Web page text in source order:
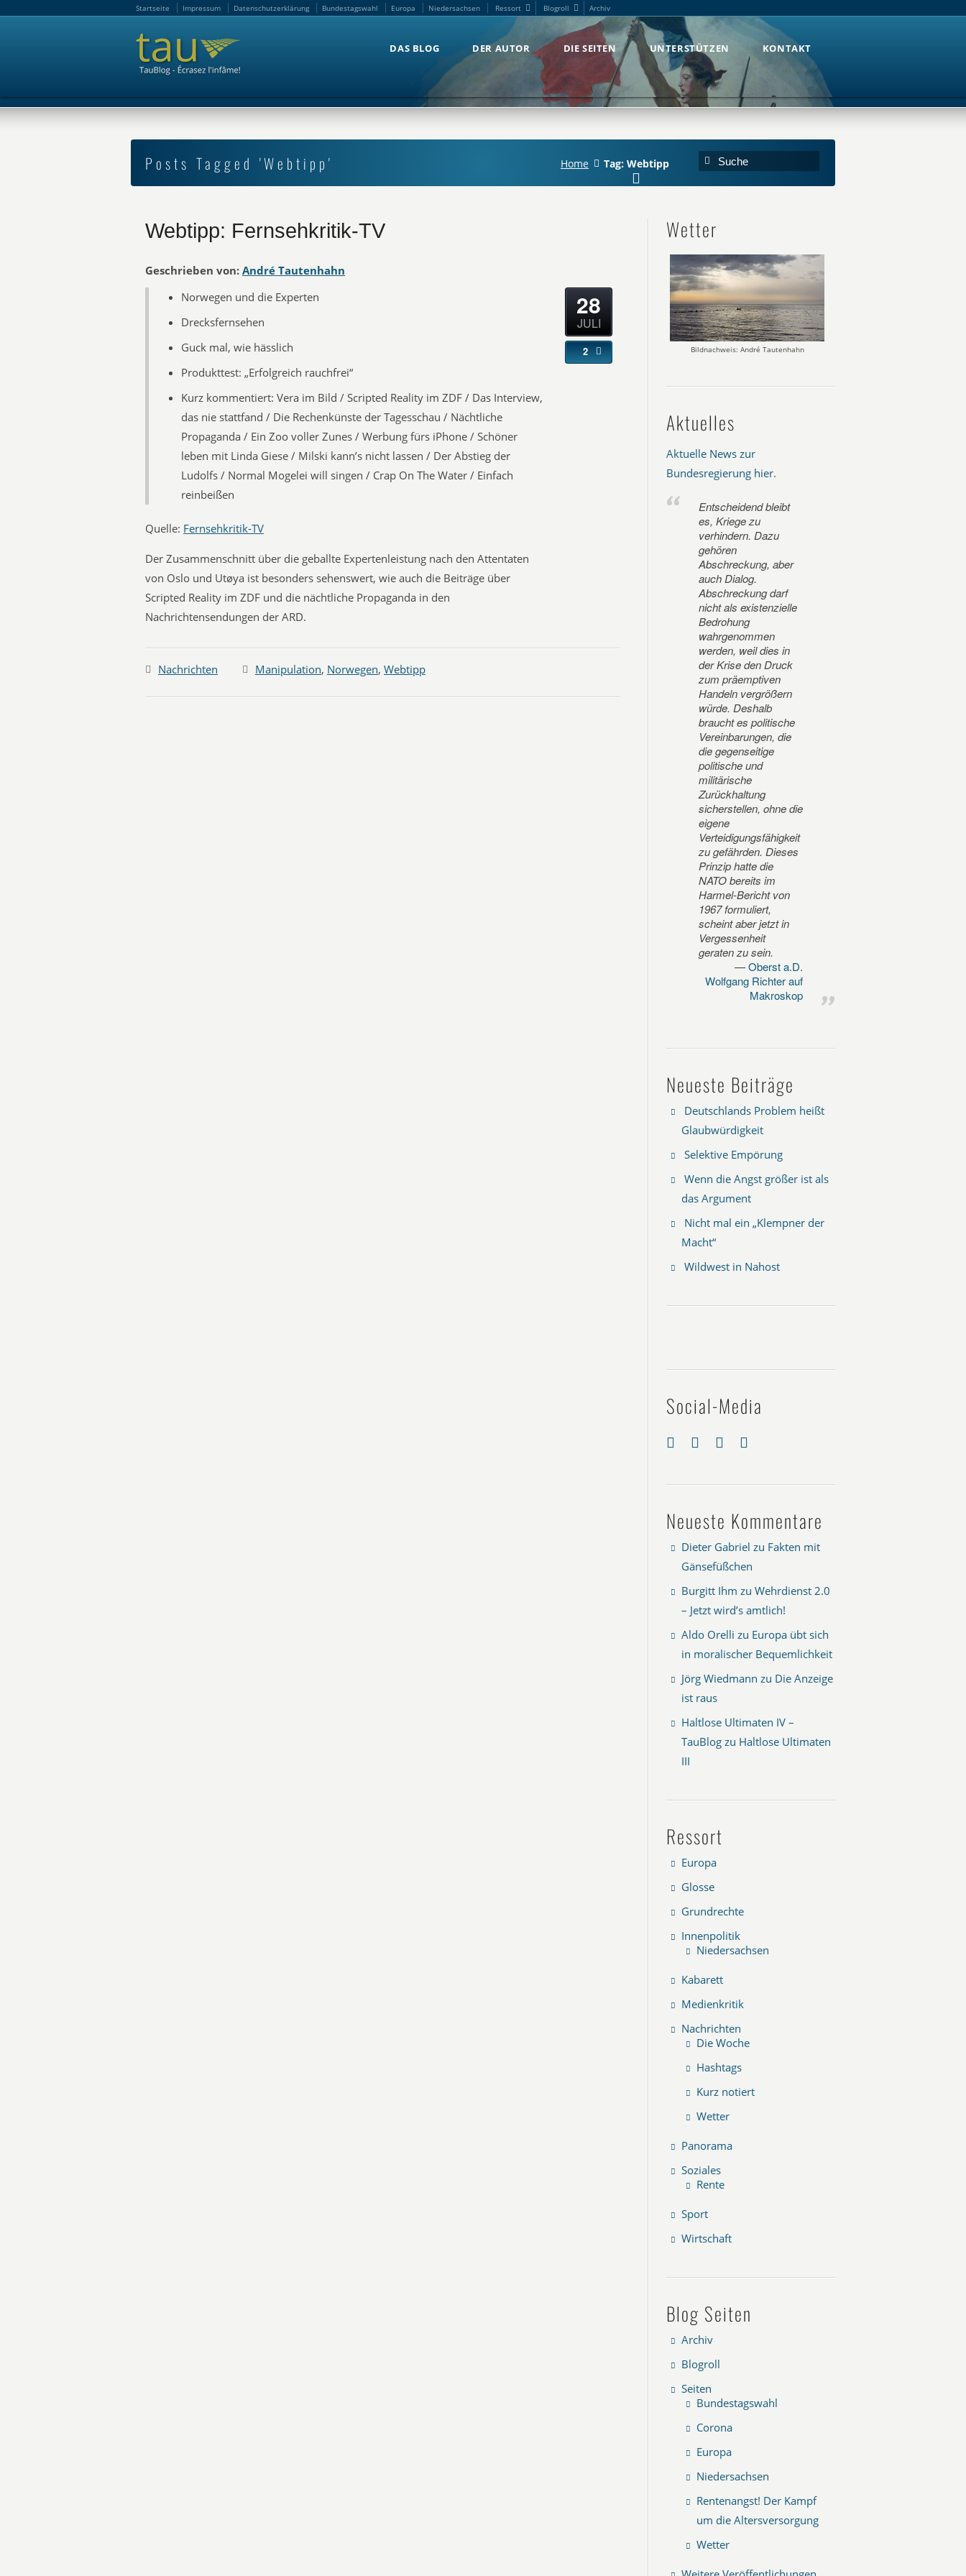
Startseite Impressum Datenschutzerklärung Bundestagswahl Europa Niedersachsen Ressort Blogroll Archiv
DAS BLOG DER AUTOR DIE SEITEN UNTERSTÜTZEN KONTAKT
Posts Tagged 'Webtipp' Home Tag: Webtipp
Webtipp: Fernsehkritik-TV
Geschrieben von: André Tautenhahn
Norwegen und die Experten
Drecksfernsehen
Guck mal, wie hässlich
Produkttest: „Erfolgreich rauchfrei“
Kurz kommentiert: Vera im Bild / Scripted Reality im ZDF / Das Interview,
das nie stattfand / Die Rechenkünste der Tagesschau / Nächtliche
Propaganda / Ein Zoo voller Zunes / Werbung fürs iPhone / Schöner
leben mit Linda Giese / Milski kann’s nicht lassen / Der Abstieg der
Ludolfs / Normal Mogelei will singen / Crap On The Water / Einfach
reinbeißen
Quelle: Fernsehkritik-TV
Der Zusammenschnitt über die geballte Expertenleistung nach den Attentaten
von Oslo und Utøya ist besonders sehenswert, wie auch die Beiträge über
Scripted Reality im ZDF und die nächtliche Propaganda in den
Nachrichtensendungen der ARD.
28
JULI
2
Nachrichten Manipulation, Norwegen, Webtipp
Wetter
Bildnachweis: André Tautenhahn
Aktuelles
Aktuelle News zur
Bundesregierung hier.
Entscheidend bleibt
es, Kriege zu
verhindern. Dazu
gehören
Abschreckung, aber
auch Dialog.
Abschreckung darf
nicht als existenzielle
Bedrohung
wahrgenommen
werden, weil dies in
der Krise den Druck
zum präemptiven
Handeln vergrößern
würde. Deshalb
braucht es politische
Vereinbarungen, die
die gegenseitige
politische und
militärische
Zurückhaltung
sicherstellen, ohne die
eigene
Verteidigungsfähigkeit
zu gefährden. Dieses
Prinzip hatte die
NATO bereits im
Harmel-Bericht von
1967 formuliert,
scheint aber jetzt in
Vergessenheit
geraten zu sein.
Oberst a.D.
Wolfgang Richter auf
Makroskop
Neueste Beiträge
Deutschlands Problem heißt
Glaubwürdigkeit
Selektive Empörung
Wenn die Angst größer ist als
das Argument
Nicht mal ein „Klempner der
Macht“
Wildwest in Nahost
Social-Media
Neueste Kommentare
Dieter Gabriel zu Fakten mit
Gänsefüßchen
Burgitt Ihm zu Wehrdienst 2.0
– Jetzt wird’s amtlich!
Aldo Orelli zu Europa übt sich
in moralischer Bequemlichkeit
Jörg Wiedmann zu Die Anzeige
ist raus
Haltlose Ultimaten IV –
TauBlog zu Haltlose Ultimaten
III
Ressort
Europa
Glosse
Grundrechte
Innenpolitik
Niedersachsen
Kabarett
Medienkritik
Nachrichten
Die Woche
Hashtags
Kurz notiert
Wetter
Panorama
Soziales
Rente
Sport
Wirtschaft
Blog Seiten
Archiv
Blogroll
Seiten
Bundestagswahl
Corona
Europa
Niedersachsen
Rentenangst! Der Kampf
um die Altersversorgung
Wetter
Startseite Impressum Datenschutzerklärung Bundestagswahl Europa Niedersachsen Ressort Blogroll Archiv
DAS BLOG DER AUTOR DIE SEITEN UNTERSTÜTZEN KONTAKT